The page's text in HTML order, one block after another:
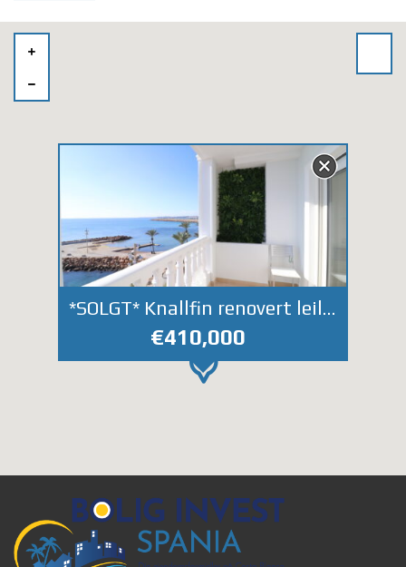
*SOLGT* Knallfin renovert leilighet på strandpromenaden i Torrevieja.
€410,000